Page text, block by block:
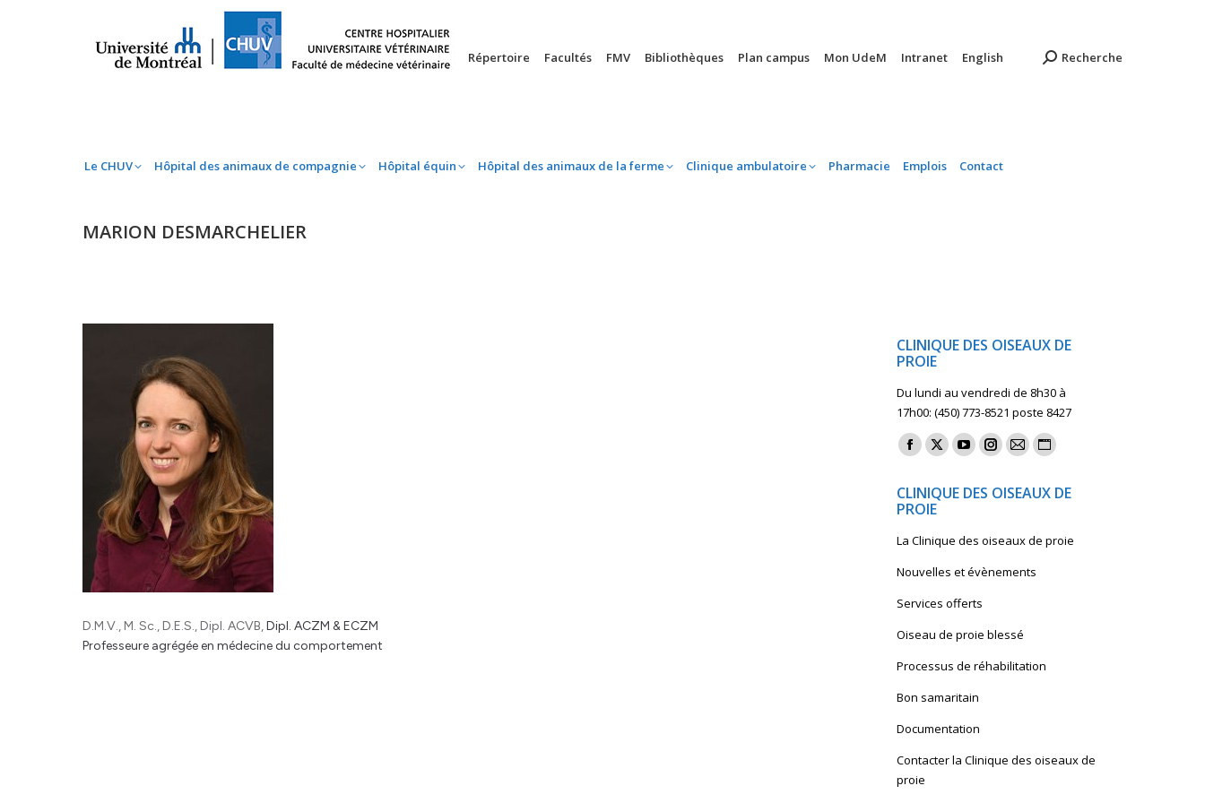
Répertoire Facultés FMV Bibliothèques Plan campus Mon UdeM Intranet English Recherche
Le CHUV Hôpital des animaux de compagnie Hôpital équin Hôpital des animaux de la ferme Clinique ambulatoire Pharmacie Emplois Contact
MARION DESMARCHELIER
D.M.V., M. Sc., D.E.S., Dipl. ACVB,Dipl. ACZM & ECZM
Professeure agrégée en médecine du comportement
CLINIQUE DES OISEAUX DE
PROIE
Du lundi au vendredi de 8h30 à
17h00: (450) 773-8521 poste 8427
Find us on:
Facebook
opens
new
window
X
opens
new
window
YouTube
opens
new
window
Instagram
opens
new
window
Mail
opens
new
window
Website
opens
new
CLINIQUE DES OISEAUX DE
PROIE
La Clinique des oiseaux de proie
Nouvelles et évènements
Services offerts
Oiseau de proie blessé
Processus de réhabilitation
Bon samaritain
Documentation
Contacter la Clinique des oiseaux de
proie
Le CHUV Hôpital des animaux de compagnie Hôpital équin